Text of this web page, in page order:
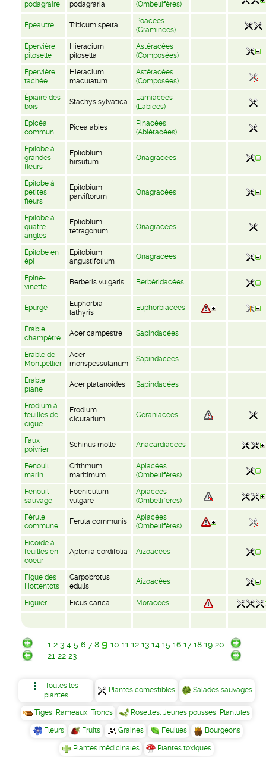
podagraire podagraria (Ombellifères)
Épeautre Triticum spelta
Poacées
(Graminées)
Épervière
piloselle
Hieracium
pilosella
Astéracées
(Composées)
Épervière
tachée
Hieracium
maculatum
Astéracées
(Composées)
Épiaire des
bois
Stachys sylvatica
Lamiacées
(Labiées)
Épicéa
commun
Picea abies
Pinacées
(Abiétacées)
Épilobe à
grandes
fleurs
Epilobium
hirsutum
Onagracées
Épilobe à
petites
fleurs
Epilobium
parviflorum
Onagracées
Épilobe à
quatre
angles
Epilobium
tetragonum
Onagracées
Épilobe en
épi
Epilobium
angustifolium
Onagracées
Épine-
vinette
Berberis vulgaris Berbéridacées
Épurge
Euphorbia
lathyris
Euphorbiacées
Érable
champêtre
Acer campestre Sapindacées
Érable de
Montpellier
Acer
monspessulanum
Sapindacées
Érable
plane
Acer platanoides Sapindacées
Érodium à
feuilles de
ciguë
Erodium
cicutarium
Géraniacées
Faux
poivrier
Schinus molle Anacardiacées
Fenouil
marin
Crithmum
maritimum
Apiacées
(Ombellifères)
Fenouil
sauvage
Foeniculum
vulgare
Apiacées
(Ombellifères)
Férule
commune
Ferula communis
Apiacées
(Ombellifères)
Ficoïde à
feuilles en
coeur
Aptenia cordifolia Aizoacées
Figue des
Hottentots
Carpobrotus
edulis
Aizoacées
Figuier Ficus carica Moracées
1 2 3 4 5 6 7 8 9 10 11 12 13 14 15 16 17 18 19 20
21 22 23
Toutes les
plantes
Plantes comestibles Salades sauvages
Tiges, Rameaux, Troncs Rosettes, Jeunes pousses, Plantules
Fleurs Fruits Graines Feuilles Bourgeons
Plantes médicinales Plantes toxiques